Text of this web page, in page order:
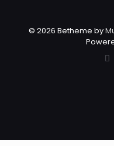
© 2026 Betheme by